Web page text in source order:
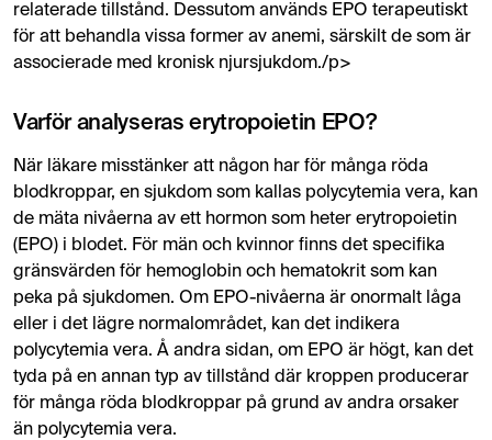
relaterade tillstånd. Dessutom används EPO terapeutiskt
för att behandla vissa former av anemi, särskilt de som är
associerade med kronisk njursjukdom./p>
Varför analyseras erytropoietin EPO?
När läkare misstänker att någon har för många röda
blodkroppar, en sjukdom som kallas polycytemia vera, kan
de mäta nivåerna av ett hormon som heter erytropoietin
(EPO) i blodet. För män och kvinnor finns det specifika
gränsvärden för hemoglobin och hematokrit som kan
peka på sjukdomen. Om EPO-nivåerna är onormalt låga
eller i det lägre normalområdet, kan det indikera
polycytemia vera. Å andra sidan, om EPO är högt, kan det
tyda på en annan typ av tillstånd där kroppen producerar
för många röda blodkroppar på grund av andra orsaker
än polycytemia vera.